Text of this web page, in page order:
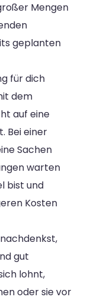
Mengen
geplanten
für dich
dem
auf eine
Bei einer
Sachen
warten
bist und
Kosten
gut
lohnt,
oder sie vor